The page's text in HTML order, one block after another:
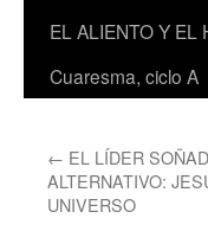
EL ALIENTO Y EL
Cuaresma, ciclo A
← EL LÍDER
ALTERNATIVO:
UNIVERSO